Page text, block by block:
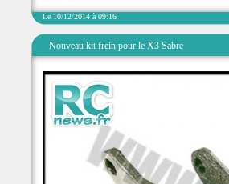
Le 10/12/2014 à 09:16
Nouveau kit frein pour le X3 Sabre